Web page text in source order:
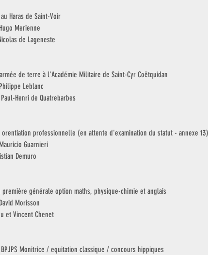
Haras de Saint-Voir
Merienne
de Lageneste
de terre à l'Académie Militaire de Saint-Cyr Coëtquidan
Leblanc
Henri de Quatrebarbes
professionnelle (en attente d'examination du statut - annexe 13)
Guarnieri
Demuro
générale option maths, physique-chimie et anglais
Morisson
et Vincent Chenet
Monitrice / equitation classique / concours hippiques